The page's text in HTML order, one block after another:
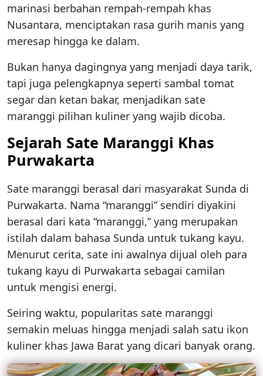
marinasi berbahan rempah-rempah khas
Nusantara, menciptakan rasa gurih manis yang
meresap hingga ke dalam.
Bukan hanya dagingnya yang menjadi daya tarik,
tapi juga pelengkapnya seperti sambal tomat
segar dan ketan bakar, menjadikan sate
maranggi pilihan kuliner yang wajib dicoba.
Sejarah Sate Maranggi Khas
Purwakarta
Sate maranggi berasal dari masyarakat Sunda di
Purwakarta. Nama “maranggi” sendiri diyakini
berasal dari kata “maranggi,” yang merupakan
istilah dalam bahasa Sunda untuk tukang kayu.
Menurut cerita, sate ini awalnya dijual oleh para
tukang kayu di Purwakarta sebagai camilan
untuk mengisi energi.
Seiring waktu, popularitas sate maranggi
semakin meluas hingga menjadi salah satu ikon
kuliner khas Jawa Barat yang dicari banyak orang.